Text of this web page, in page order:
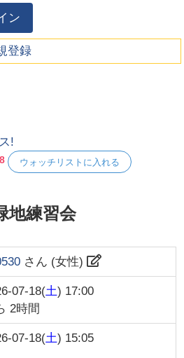
ン
登録
!
ウォッチリストに入れる
地練習会
さん (女性)
07-18(土) 17:00
2時間
07-18(土) 15:05